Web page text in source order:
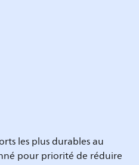
les plus durables au
pour priorité de réduire